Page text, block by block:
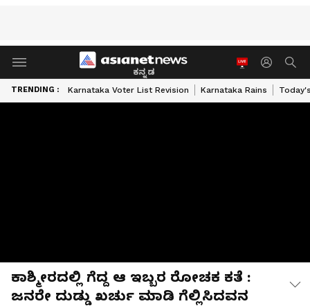
ಕನ್ನಡ
TRENDING : Karnataka Voter List Revision Karnataka Rains
ಕಾಶ್ಮೀರದಲ್ಲಿ ಗೆದ್ದ ಆ ಇಬ್ಬರ ರೋಚಕ ಕತೆ :
ಜನರೇ ದುಡ್ಡು ಖರ್ಚು ಮಾಡಿ ಗೆಲ್ಲಿಸಿದವನ